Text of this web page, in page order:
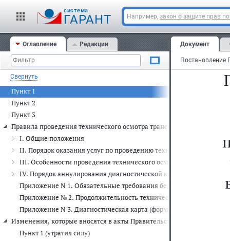
cистема
ГАРАНТ Например, закон о защите прав
Оглавление Редакции
Свернуть
Пункт 1
Пункт 2
Пункт 3
Правила проведения технического осмотра транспортных средств
I. Общие положения
II. Порядок оказания услуг по проведению технического осмотра
III. Особенности проведения технического осмотра вне пунктов
IV. Порядок аннулирования диагностической карты
Приложение N 1. Обязательные требования безопасности,
Приложение № 2. Продолжительность технического
Приложение N 3. Диагностическая карта (форма)
Изменения, которые вносятся в акты Правительства Российской
Пункт 1 (утратил силу)
Документ